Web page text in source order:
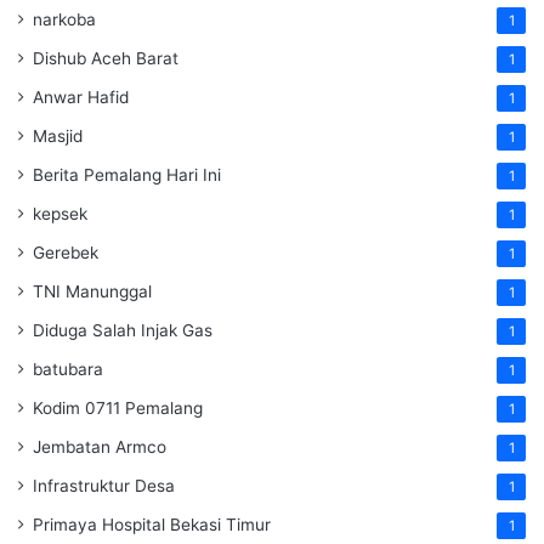
narkoba 1
Dishub Aceh Barat 1
Anwar Hafid 1
Masjid 1
Berita Pemalang Hari Ini 1
kepsek 1
Gerebek 1
TNI Manunggal 1
Diduga Salah Injak Gas 1
batubara 1
Kodim 0711 Pemalang 1
Jembatan Armco 1
Infrastruktur Desa 1
Primaya Hospital Bekasi Timur 1